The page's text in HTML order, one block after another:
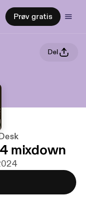
Prøv gratis
Del
mixdown